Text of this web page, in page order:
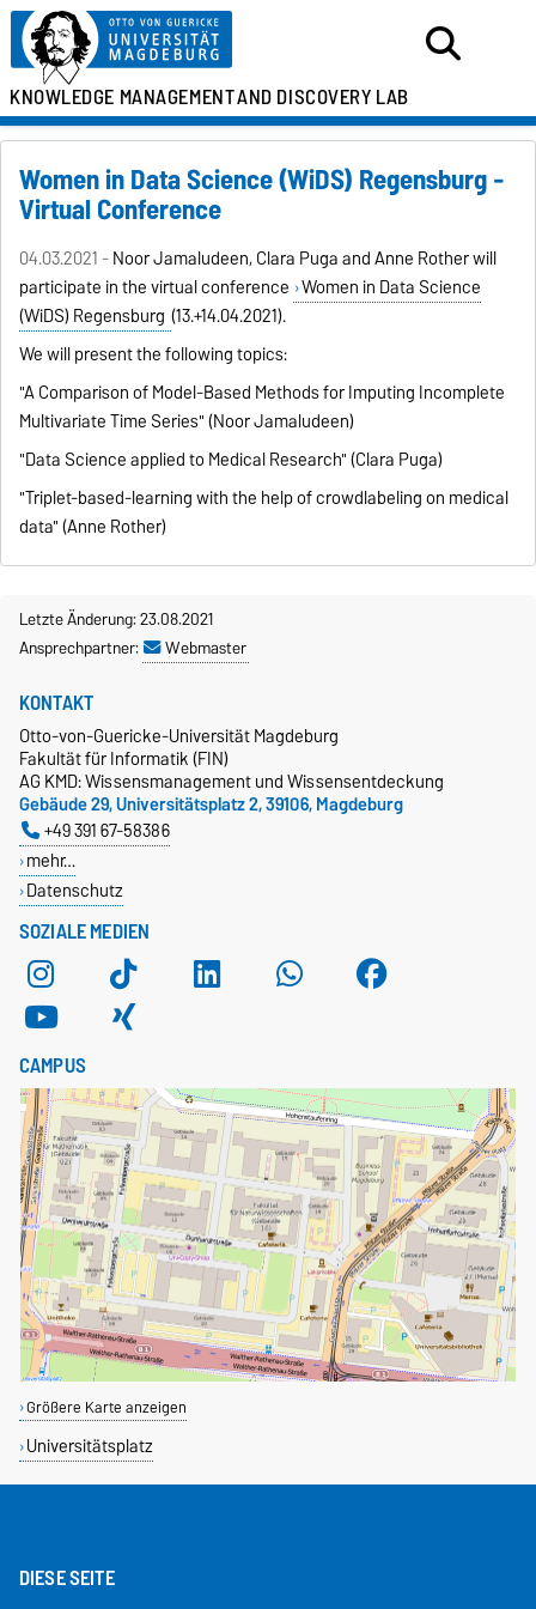
KNOWLEDGE MANAGEMENTAND DISCOVERY LAB
Women in Data Science (WiDS) Regensburg -
Virtual Conference
04.03.2021 -Noor Jamaludeen, Clara Puga and Anne Rother will
participate in the virtual conference Women in Data Science
(WiDS) Regensburg (13.+14.04.2021).
We will present the following topics:
"A Comparison of Model-Based Methods for Imputing Incomplete
Multivariate Time Series" (Noor Jamaludeen)
"Data Science applied to Medical Research" (Clara Puga)
"Triplet-based-learning with the help of crowdlabeling on medical
data" (Anne Rother)
Letzte Änderung: 23.08.2021
Ansprechpartner:
Webmaster
SOZIALE MEDIEN
KONTAKT
Otto-von-Guericke-Universität Magdeburg
Fakultät für Informatik (FIN)
AG KMD: Wissensmanagement und Wissensentdeckung
Gebäude 29, Universitätsplatz 2, 39106, Magdeburg
+49 391 67-58386
mehr…
Datenschutz
CAMPUS
Größere Karte anzeigen
Universitätsplatz
DIESE SEITE